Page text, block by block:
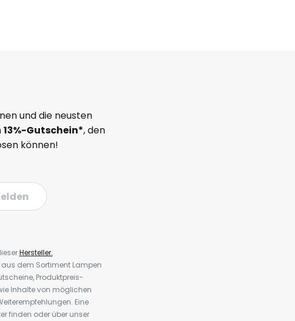
und die neusten
13%-Gutschein*, den
können!
Hersteller.
dem Sortiment Lampen
Produktpreis-
Inhalte von möglichen
Eine
finden oder über unser